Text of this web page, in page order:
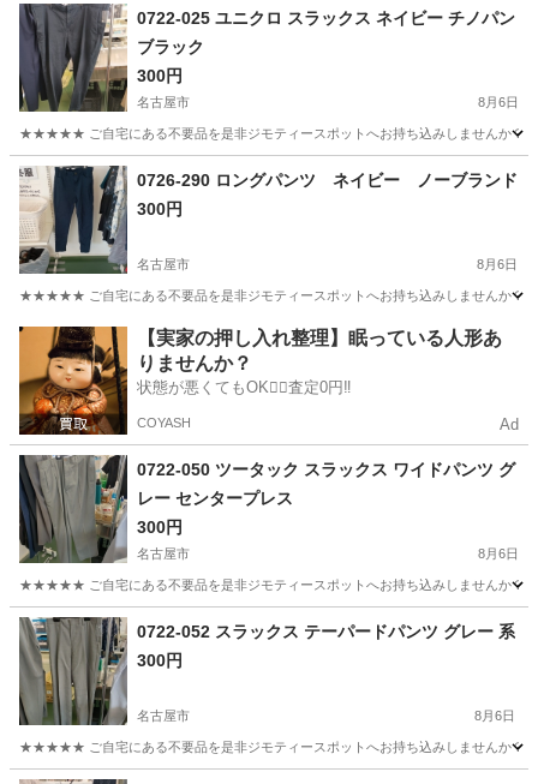
静岡 藤枝市
0722-025 ユニクロ スラックス ネイビー チノパン
ブラック
300円
名古屋市 8月6日
★★★★★ ご自宅にある不要品を是非ジモティースポットへお持ち込みしませんか？
愛知 名古屋市 チノパン
0726-290 ロングパンツ ネイビー ノーブランド
300円
名古屋市 8月6日
★★★★★ ご自宅にある不要品を是非ジモティースポットへお持ち込みしませんか？
愛知 名古屋市 パンツ ノーブランド
【実家の押し入れ整理】眠っている人形あ
りませんか？
状態が悪くてもOK🙆‍♀️査定0円‼️
COYASH Ad
0722-050 ツータック スラックス ワイドパンツ グ
レー センタープレス
300円
名古屋市 8月6日
★★★★★ ご自宅にある不要品を是非ジモティースポットへお持ち込みしませんか？
愛知 名古屋市 現地
0722-052 スラックス テーパードパンツ グレー 系
300円
名古屋市 8月6日
★★★★★ ご自宅にある不要品を是非ジモティースポットへお持ち込みしませんか？